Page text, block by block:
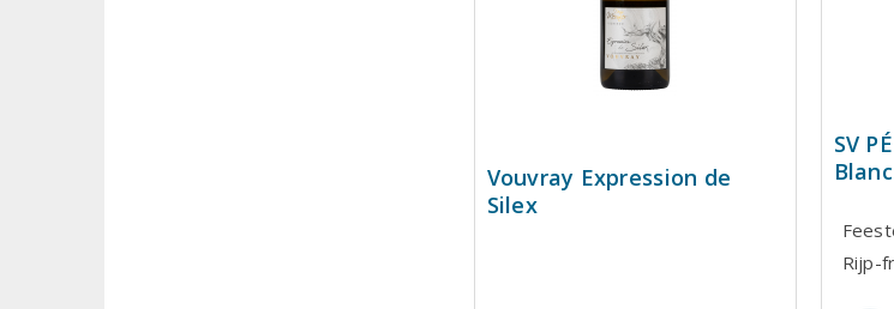
Vouvray Expression de
Silex
SV
Rijp-